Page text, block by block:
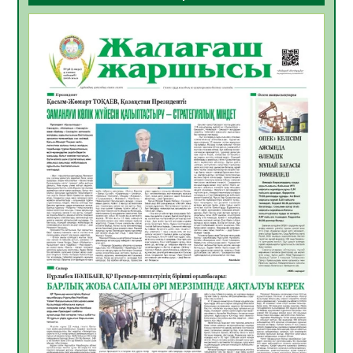
Қазақстандықтардың 72,3%-ы жаңа
Құрылтай үшін дауыс беруге дайын
05.08.2026
18
ӘРБІР ДАУЫС – ҚОҒАМ ДАМУЫНА
ҚОСЫЛҒАН ҮЛЕС
05.08.2026
25
ҚҰРЫЛТАЙ САЙЛАУЫ – БІРЛІК ПЕН
ЖАУАПКЕРШІЛІККЕ БАСТАЙТЫН ҚАДАМ
05.08.2026
24
Мектептен – Ұлттық ұлан сапына
04.08.2026
34
Үкіметтік емес ұйымдарға арналған
сыйлықақы конкурсына өтінім қабылдау
басталды
04.08.2026
38